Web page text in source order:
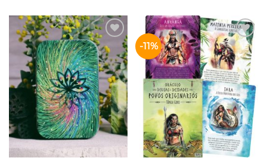
Adicionar
aos meus
desejos
-11%
Adicionar
aos meus
desejos